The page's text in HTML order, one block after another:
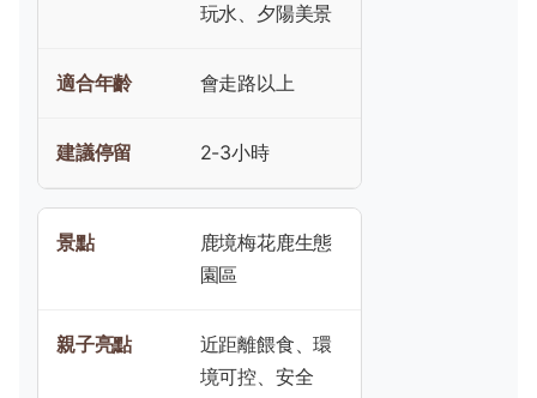
玩水、夕陽美景
會走路以上
2-3小時
鹿境梅花鹿生態
園區
近距離餵食、環
境可控、安全